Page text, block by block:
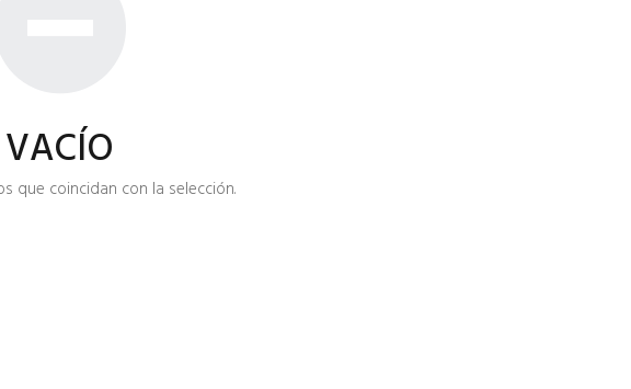
VACÍO
que coincidan con la selección.